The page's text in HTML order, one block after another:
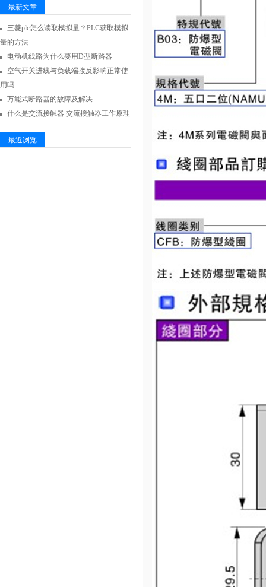
最新文章
三菱plc怎么读取模拟量？PLC获取模拟
量的方法
电动机线路为什么要用D型断路器
空气开关进线与负载端接反影响正常使
用吗
万能式断路器的故障及解决
什么是交流接触器 交流接触器工作原理
最近浏览